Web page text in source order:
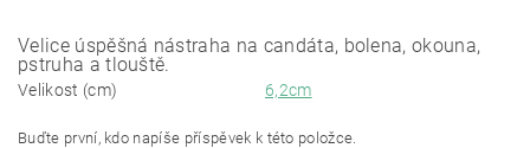
Velice úspěšná nástraha na candáta, bolena, okouna,
pstruha a tlouště.
Velikost (cm) 6,2cm
Buďte první, kdo napíše příspěvek k této položce.